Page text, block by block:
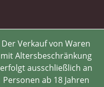
Der Verkauf von Waren
mit Altersbeschränkung
erfolgt ausschließlich an
Personen ab 18 Jahren